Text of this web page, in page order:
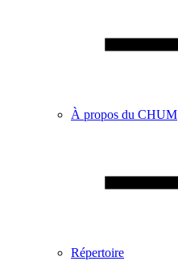
À propos du CHUM
Répertoire